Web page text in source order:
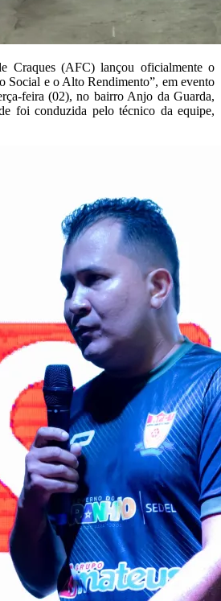
Craques (AFC) lançou oficialmente o
Social e o Alto Rendimento”, em evento
feira (02), no bairro Anjo da Guarda,
foi conduzida pelo técnico da equipe,